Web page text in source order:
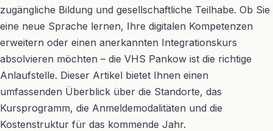
zugängliche Bildung und gesellschaftliche Teilhabe. Ob Sie
eine neue Sprache lernen, Ihre digitalen Kompetenzen
erweitern oder einen anerkannten Integrationskurs
absolvieren möchten – die VHS Pankow ist die richtige
Anlaufstelle. Dieser Artikel bietet Ihnen einen
umfassenden Überblick über die Standorte, das
Kursprogramm, die Anmeldemodalitäten und die
Kostenstruktur für das kommende Jahr.